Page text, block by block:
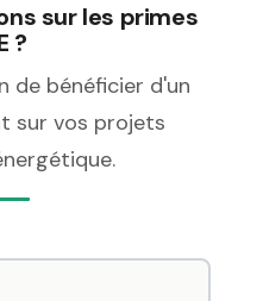
sur les primes
?
de bénéficier d'un
sur vos projets